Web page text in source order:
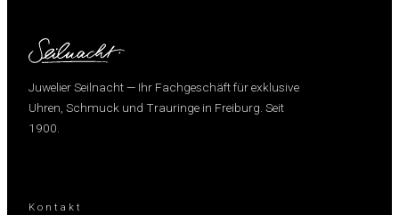
Juwelier Seilnacht — Ihr Fachgeschäft für exklusive
Uhren, Schmuck und Trauringe in Freiburg. Seit
1900.
Kontakt